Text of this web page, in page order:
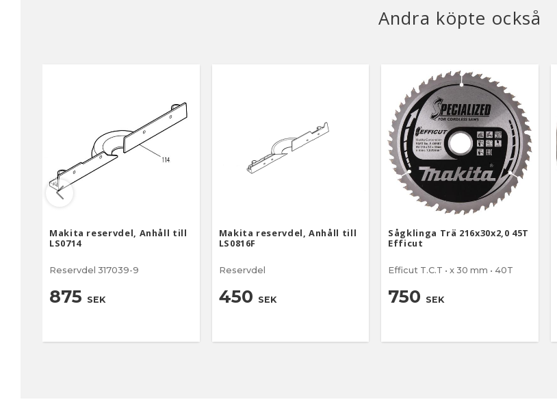
Andra köpte också
Makita reservdel, Anhåll till
LS0714
Reservdel 317039-9
875 SEK
Makita reservdel, Anhåll till
LS0816F
Reservdel
450 SEK
Sågklinga Trä 216x30x2,0 45T
Efficut
Efficut T.C.T • x 30 mm • 40T
750 SEK